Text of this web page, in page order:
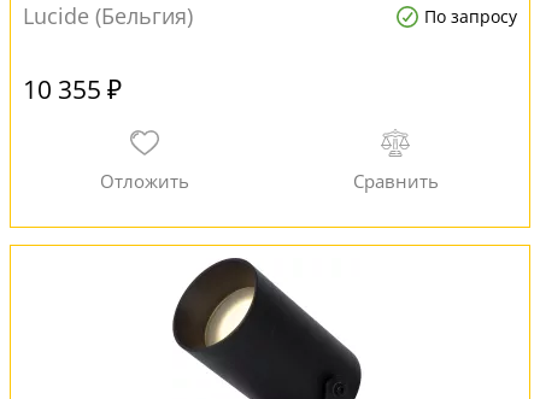
Lucide (Бельгия)
По запросу
10 355 ₽